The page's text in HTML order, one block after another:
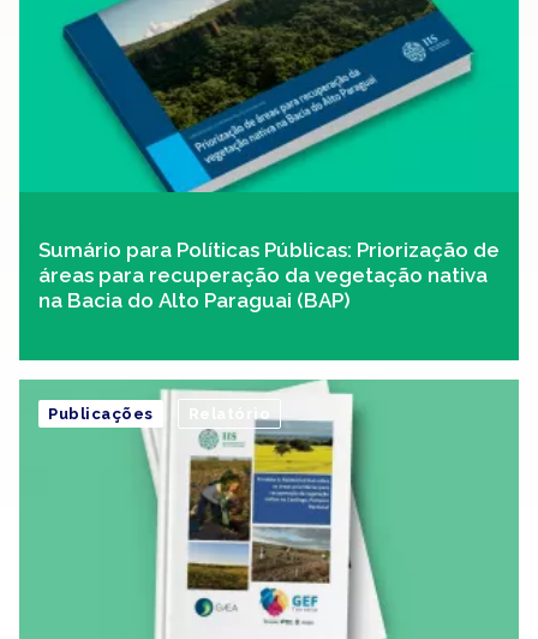
Sumário para Políticas Públicas: Priorização de
áreas para recuperação da vegetação nativa
na Bacia do Alto Paraguai (BAP)
Publicações Relatório